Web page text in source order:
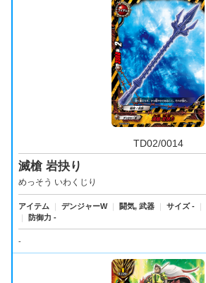
TD02/0014
滅槍 岩抉り
めっそう いわくじり
アイテム ｜ デンジャーW ｜ 闘気, 武器 ｜ サイズ - ｜
｜
防御力 -
-